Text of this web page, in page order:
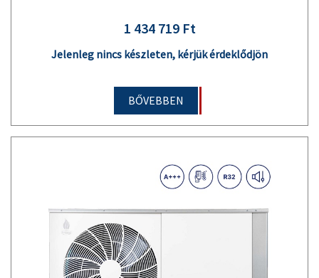
1 434 719 Ft
Jelenleg nincs készleten, kérjük érdeklődjön
BŐVEBBEN